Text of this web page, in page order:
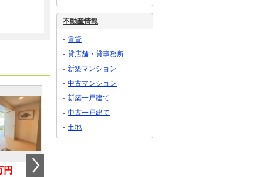
円
不動産情報
賃貸
貸店舗・貸事務所
新築マンション
中古マンション
新築一戸建て
中古一戸建て
土地